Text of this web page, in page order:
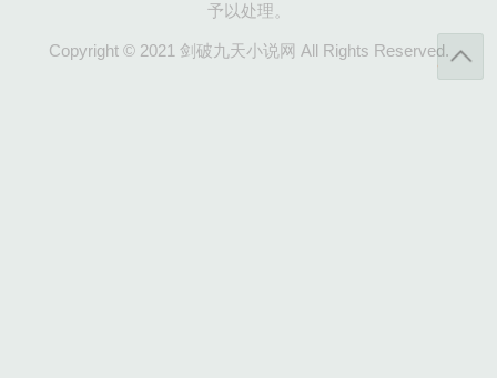
予以处理。
Copyright © 2021 剑破九天小说网 All Rights Reserved.